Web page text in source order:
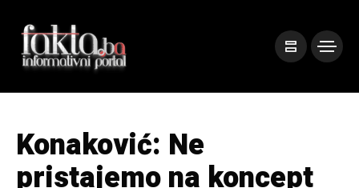
Konaković: Ne
pristajemo na koncept